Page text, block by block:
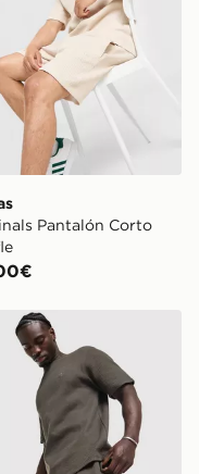
Pantalón Corto
Originals Pantalón